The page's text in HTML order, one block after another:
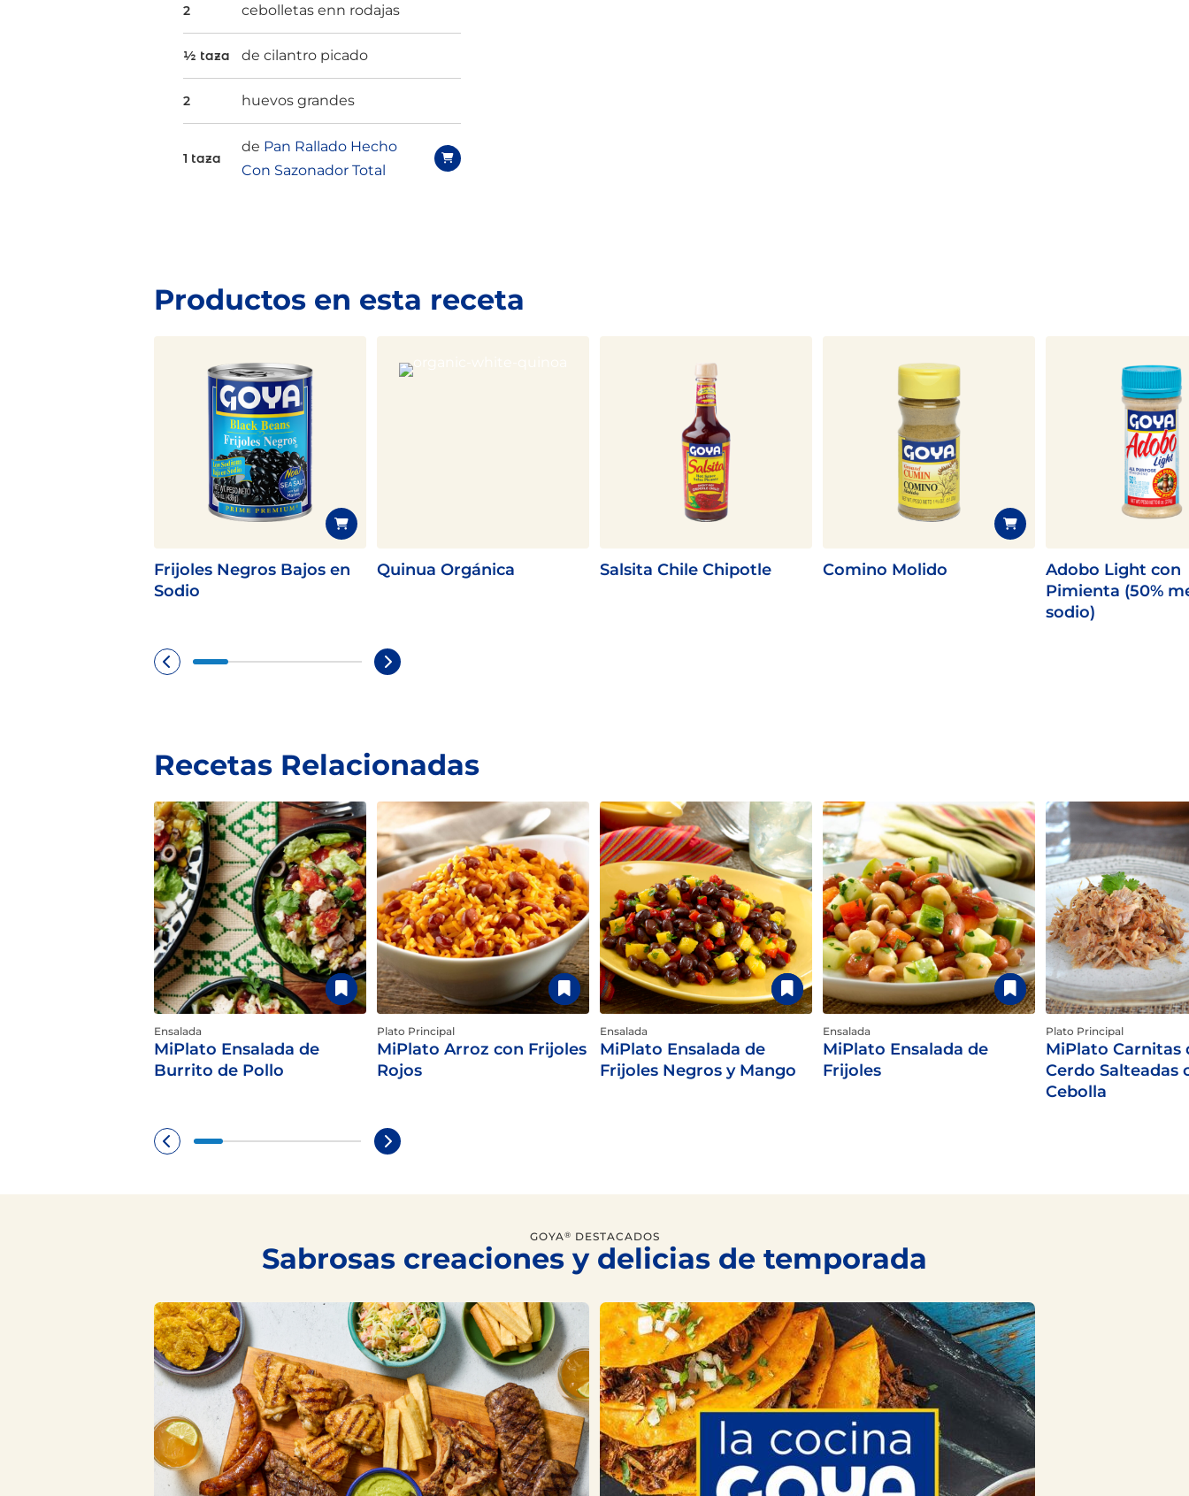
2 cebolletas enn rodajas
½ taza de cilantro picado
2 huevos grandes
1 taza
de Pan Rallado Hecho
Con Sazonador Total
Productos en esta receta
Frijoles Negros Bajos en
Sodio
Quinua Orgánica Salsita Chile Chipotle Comino Molido
Adobo Light con
Pimienta (50%
sodio)
Recetas Relacionadas
Ensalada
MiPlato Ensalada de
Burrito de Pollo
Plato Principal
MiPlato Arroz con Frijoles
Rojos
Ensalada
MiPlato Ensalada de
Frijoles Negros y Mango
Ensalada
MiPlato Ensalada de
Frijoles
Plato Principal
MiPlato Carnitas
Cerdo Salteadas
Cebolla
GOYA® DESTACADOS
Sabrosas creaciones y delicias de temporada